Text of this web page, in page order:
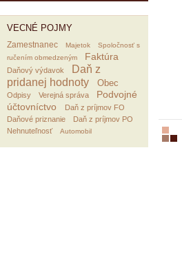
VECNÉ POJMY
Zamestnanec Majetok
Spoločnosť s
ručením obmedzeným
Faktúra
Daňový výdavok
Daň z
pridanej hodnoty
Obec
Odpisy Verejná správa
Podvojné
účtovníctvo
Daň z príjmov FO
Daňové priznanie
Daň z príjmov PO
Nehnuteľnosť
Automobil